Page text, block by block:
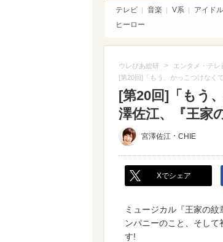
テレビ 音楽 V系 アイドル
ヒーロー
ウレぴあ総研 > エンタメ・テレ
[第20回]「もう、かっこつけなく
[第20回]「もう
澤佐江、『王家
宮澤佐江 ・ CHIE
Xでシェア
ミュージカル『王家の
ンパニーのこと、そし
す!